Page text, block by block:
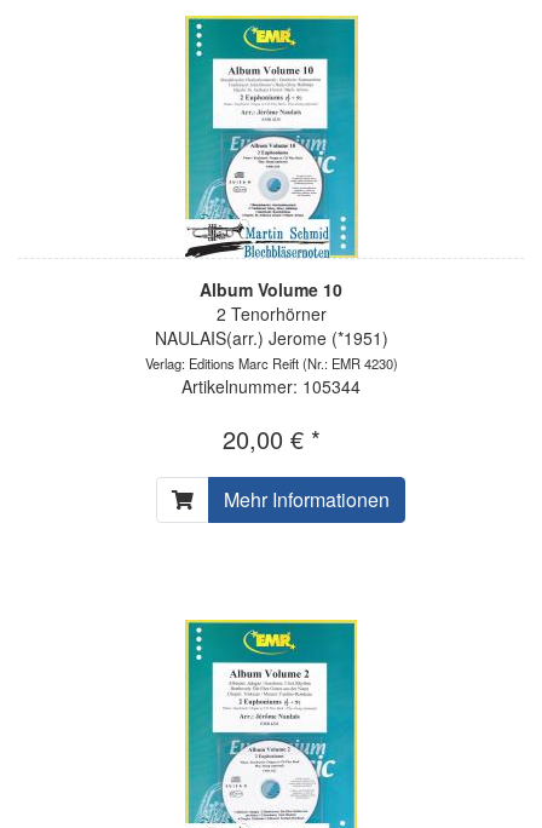
Album Volume 10
2 Tenorhörner
NAULAIS(arr.) Jerome (*1951)
Verlag: Editions Marc Reift(Nr.: EMR 4230)
Artikelnummer: 105344
20,00 € *
Mehr Informationen